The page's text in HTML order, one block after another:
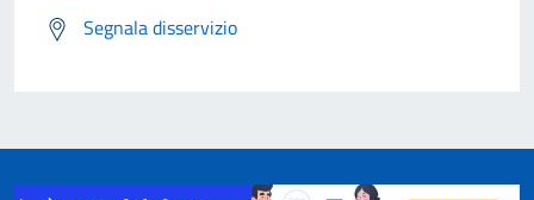
Segnala disservizio